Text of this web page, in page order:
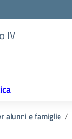
IV
alunni e famiglie